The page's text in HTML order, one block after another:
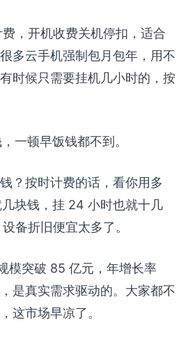
，开机收费关机停扣，适合
多云手机强制包月包年，用不
时候只需要挂机几小时的，按
一顿早饭钱都不到。
？按时计费的话，看你用多
块钱，挂 24 小时也就十几
备折旧便宜太多了。
模突破 85 亿元，年增长率
是真实需求驱动的。大家都不
这市场早凉了。